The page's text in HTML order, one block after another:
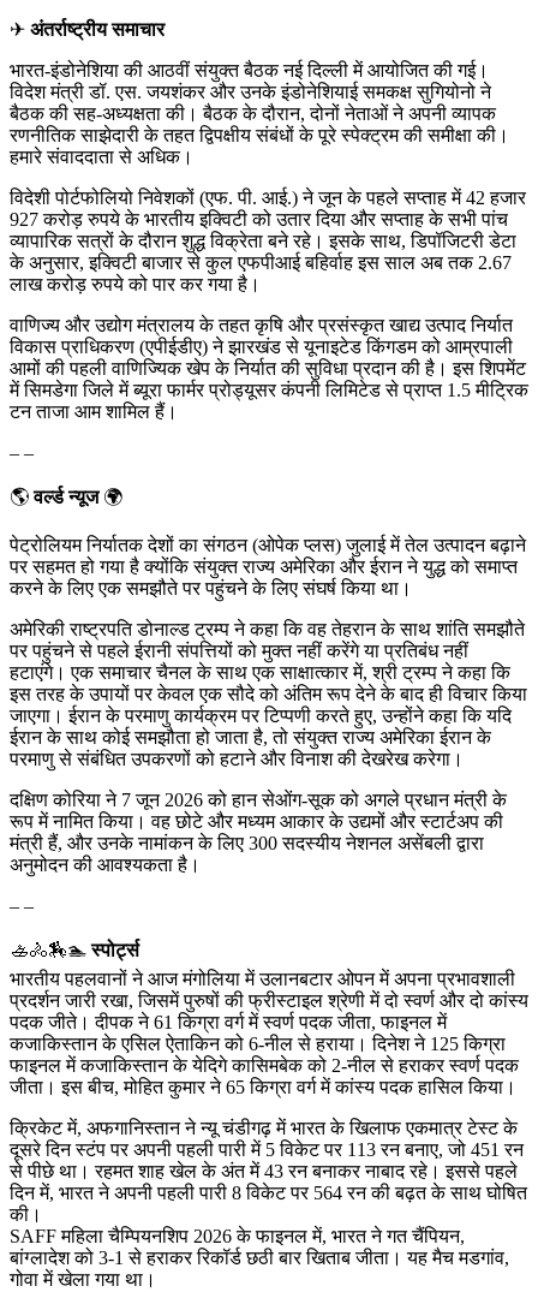
✈ अंतर्राष्ट्रीय समाचार
भारत-इंडोनेशिया की आठवीं संयुक्त बैठक नई दिल्ली में आयोजित की गई।
विदेश मंत्री डॉ. एस. जयशंकर और उनके इंडोनेशियाई समकक्ष सुगियोनो ने
बैठक की सह-अध्यक्षता की। बैठक के दौरान, दोनों नेताओं ने अपनी व्यापक
रणनीतिक साझेदारी के तहत द्विपक्षीय संबंधों के पूरे स्पेक्ट्रम की समीक्षा की।
हमारे संवाददाता से अधिक।
विदेशी पोर्टफोलियो निवेशकों (एफ. पी. आई.) ने जून के पहले सप्ताह में 42 हजार
927 करोड़ रुपये के भारतीय इक्विटी को उतार दिया और सप्ताह के सभी पांच
व्यापारिक सत्रों के दौरान शुद्ध विक्रेता बने रहे। इसके साथ, डिपॉजिटरी डेटा
के अनुसार, इक्विटी बाजार से कुल एफपीआई बहिर्वाह इस साल अब तक 2.67
लाख करोड़ रुपये को पार कर गया है।
वाणिज्य और उद्योग मंत्रालय के तहत कृषि और प्रसंस्कृत खाद्य उत्पाद निर्यात
विकास प्राधिकरण (एपीईडीए) ने झारखंड से यूनाइटेड किंगडम को आम्रपाली
आमों की पहली वाणिज्यिक खेप के निर्यात की सुविधा प्रदान की है। इस शिपमेंट
में सिमडेगा जिले में ब्यूरा फार्मर प्रोड्यूसर कंपनी लिमिटेड से प्राप्त 1.5 मीट्रिक
टन ताजा आम शामिल हैं।
– –
🌎वर्ल्ड न्यूज🌍
पेट्रोलियम निर्यातक देशों का संगठन (ओपेक प्लस) जुलाई में तेल उत्पादन बढ़ाने
पर सहमत हो गया है क्योंकि संयुक्त राज्य अमेरिका और ईरान ने युद्ध को समाप्त
करने के लिए एक समझौते पर पहुंचने के लिए संघर्ष किया था।
अमेरिकी राष्ट्रपति डोनाल्ड ट्रम्प ने कहा कि वह तेहरान के साथ शांति समझौते
पर पहुंचने से पहले ईरानी संपत्तियों को मुक्त नहीं करेंगे या प्रतिबंध नहीं
हटाएंगे। एक समाचार चैनल के साथ एक साक्षात्कार में, श्री ट्रम्प ने कहा कि
इस तरह के उपायों पर केवल एक सौदे को अंतिम रूप देने के बाद ही विचार किया
जाएगा। ईरान के परमाणु कार्यक्रम पर टिप्पणी करते हुए, उन्होंने कहा कि यदि
ईरान के साथ कोई समझौता हो जाता है, तो संयुक्त राज्य अमेरिका ईरान के
परमाणु से संबंधित उपकरणों को हटाने और विनाश की देखरेख करेगा।
दक्षिण कोरिया ने 7 जून 2026 को हान सेओंग-सूक को अगले प्रधान मंत्री के
रूप में नामित किया। वह छोटे और मध्यम आकार के उद्यमों और स्टार्टअप की
मंत्री हैं, और उनके नामांकन के लिए 300 सदस्यीय नेशनल असेंबली द्वारा
अनुमोदन की आवश्यकता है।
– –
🚣🚴🏇🏊स्पोर्ट्स
भारतीय पहलवानों ने आज मंगोलिया में उलानबटार ओपन में अपना प्रभावशाली
प्रदर्शन जारी रखा, जिसमें पुरुषों की फ्रीस्टाइल श्रेणी में दो स्वर्ण और दो कांस्य
पदक जीते। दीपक ने 61 किग्रा वर्ग में स्वर्ण पदक जीता, फाइनल में
कजाकिस्तान के एसिल ऐताकिन को 6-नील से हराया। दिनेश ने 125 किग्रा
फाइनल में कजाकिस्तान के येदिगे कासिमबेक को 2-नील से हराकर स्वर्ण पदक
जीता। इस बीच, मोहित कुमार ने 65 किग्रा वर्ग में कांस्य पदक हासिल किया।
क्रिकेट में, अफगानिस्तान ने न्यू चंडीगढ़ में भारत के खिलाफ एकमात्र टेस्ट के
दूसरे दिन स्टंप पर अपनी पहली पारी में 5 विकेट पर 113 रन बनाए, जो 451 रन
से पीछे था। रहमत शाह खेल के अंत में 43 रन बनाकर नाबाद रहे। इससे पहले
दिन में, भारत ने अपनी पहली पारी 8 विकेट पर 564 रन की बढ़त के साथ घोषित
की।
SAFF महिला चैम्पियनशिप 2026 के फाइनल में, भारत ने गत चैंपियन,
बांग्लादेश को 3-1 से हराकर रिकॉर्ड छठी बार खिताब जीता। यह मैच मडगांव,
गोवा में खेला गया था।